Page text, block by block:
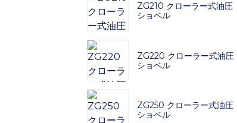
ZG210 クローラー式油圧
ショベル
ZG220 クローラー式油圧
ショベル
ZG250 クローラー式油圧
ショベル